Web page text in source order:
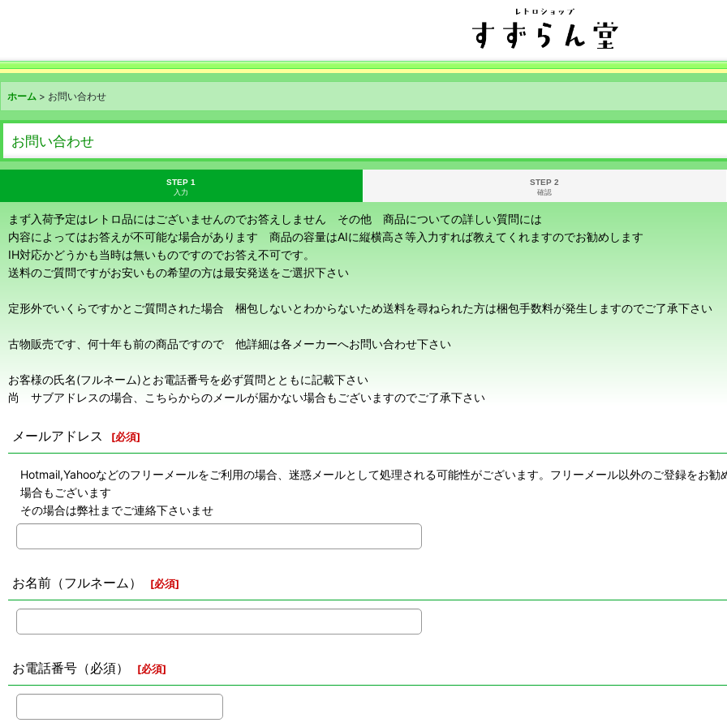
ホーム > お問い合わせ
お問い合わせ
STEP 1
入力
STEP 2
確認
まず入荷予定はレトロ品にはございませんのでお答えしません その他 商品についての詳しい質問には
内容によってはお答えが不可能な場合があります 商品の容量はAIに縦横高さ等入力すれば教えてくれますのでお勧めします
IH対応かどうかも当時は無いものですのでお答え不可です。
送料のご質問ですがお安いもの希望の方は最安発送をご選択下さい
定形外でいくらですかとご質問された場合 梱包しないとわからないため送料を尋ねられた方は梱包手数料が発生しますのでご了承下さい
古物販売です、何十年も前の商品ですので 他詳細は各メーカーへお問い合わせ下さい
お客様の氏名(フルネーム)とお電話番号を必ず質問とともに記載下さい
尚 サブアドレスの場合、こちらからのメールが届かない場合もございますのでご了承下さい
メールアドレス [必須]
Hotmail,Yahooなどのフリーメールをご利用の場合、迷惑メールとして処理される可能性がございます。フリーメール以外のご登録をお
場合もございます
その場合は弊社までご連絡下さいませ
お名前（フルネーム） [必須]
お電話番号（必須） [必須]